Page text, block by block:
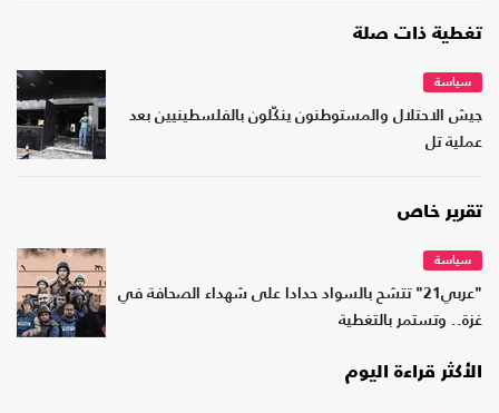
تغطية ذات صلة
سياسة
جيش الاحتلال والمستوطنون ينكّلون بالفلسطينيين بعد
عملية تل
تقرير خاص
سياسة
"عربي21" تتشح بالسواد حدادا على شهداء الصحافة في
غزة.. وتستمر بالتغطية
الأكثر قراءة اليوم